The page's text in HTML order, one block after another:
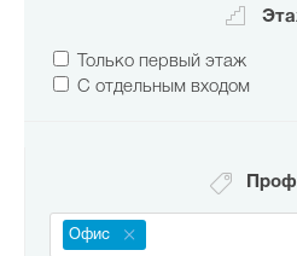
Только первый этаж
С отдельным входом
Офис